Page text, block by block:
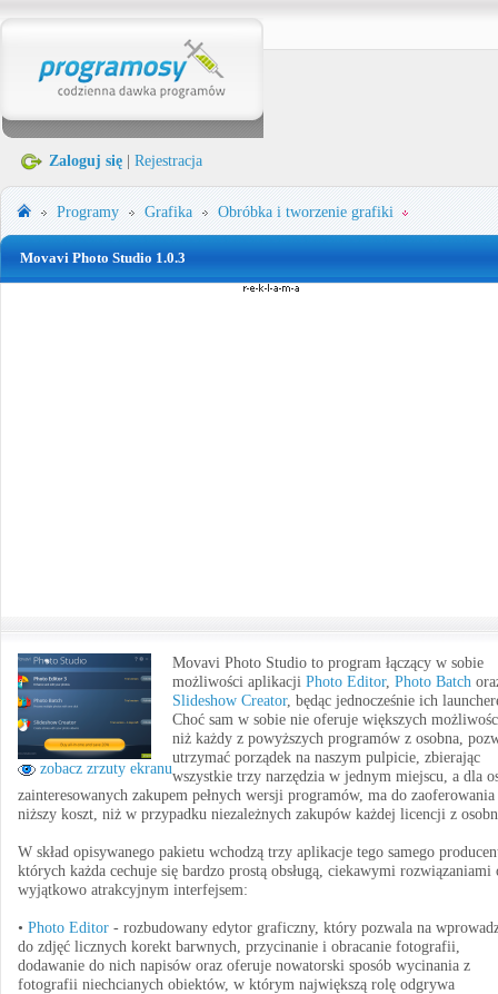
Zaloguj się Rejestracja
Programy Grafika Obróbka i tworzenie grafiki
Movavi Photo Studio 1.0.3
zobacz zrzuty ekranu
Movavi Photo Studio to program łączący w sobie
możliwości aplikacji Photo Editor, Photo Batch
Slideshow Creator, będąc jednocześnie ich
Choć sam w sobie nie oferuje większych
niż każdy z powyższych programów z osobna,
utrzymać porządek na naszym pulpicie, zbierając
wszystkie trzy narzędzia w jednym miejscu, a dla
zainteresowanych zakupem pełnych wersji programów, ma do zaoferowania
niższy koszt, niż w przypadku niezależnych zakupów każdej licencji z
W skład opisywanego pakietu wchodzą trzy aplikacje tego samego
których każda cechuje się bardzo prostą obsługą, ciekawymi rozwiązaniami
wyjątkowo atrakcyjnym interfejsem:
• Photo Editor - rozbudowany edytor graficzny, który pozwala na
do zdjęć licznych korekt barwnych, przycinanie i obracanie fotografii,
dodawanie do nich napisów oraz oferuje nowatorski sposób wycinania z
fotografii niechcianych obiektów, w którym największą rolę odgrywa